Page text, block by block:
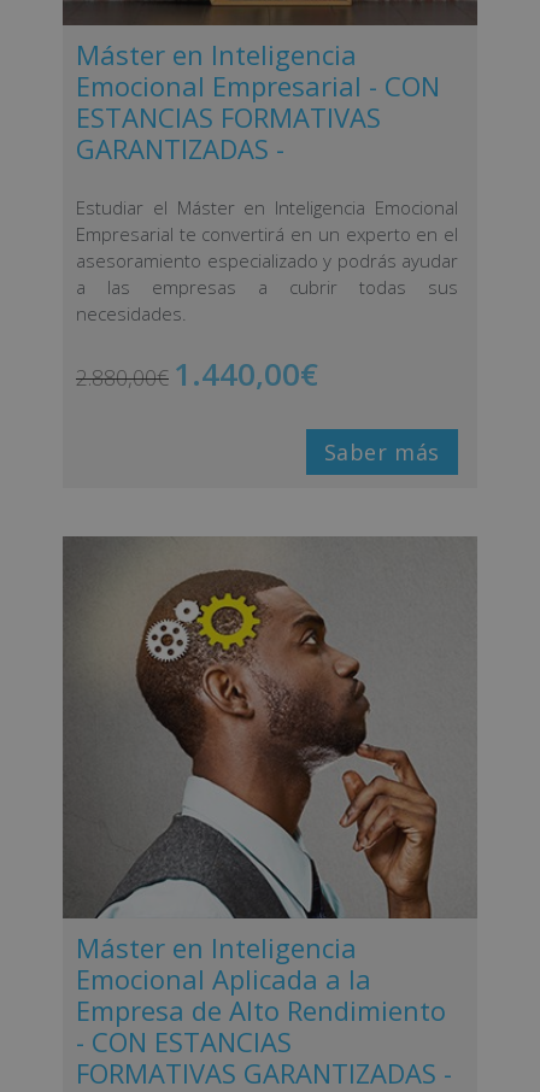
Máster en Inteligencia
Emocional Empresarial - CON
ESTANCIAS FORMATIVAS
GARANTIZADAS -
Estudiar el Máster en Inteligencia Emocional
Empresarial te convertirá en un experto en el
asesoramiento especializado y podrás ayudar
a las empresas a cubrir todas sus
necesidades.
2.880,00€ 1.440,00€
Saber más
Máster en Inteligencia
Emocional Aplicada a la
Empresa de Alto Rendimiento
- CON ESTANCIAS
FORMATIVAS GARANTIZADAS -